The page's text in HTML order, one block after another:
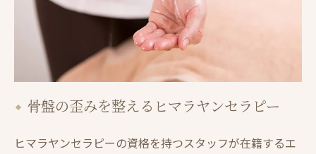
骨盤の歪みを整えるヒマラヤンセラピー
ヒマラヤンセラピーの資格を持つスタッフが在籍するエ